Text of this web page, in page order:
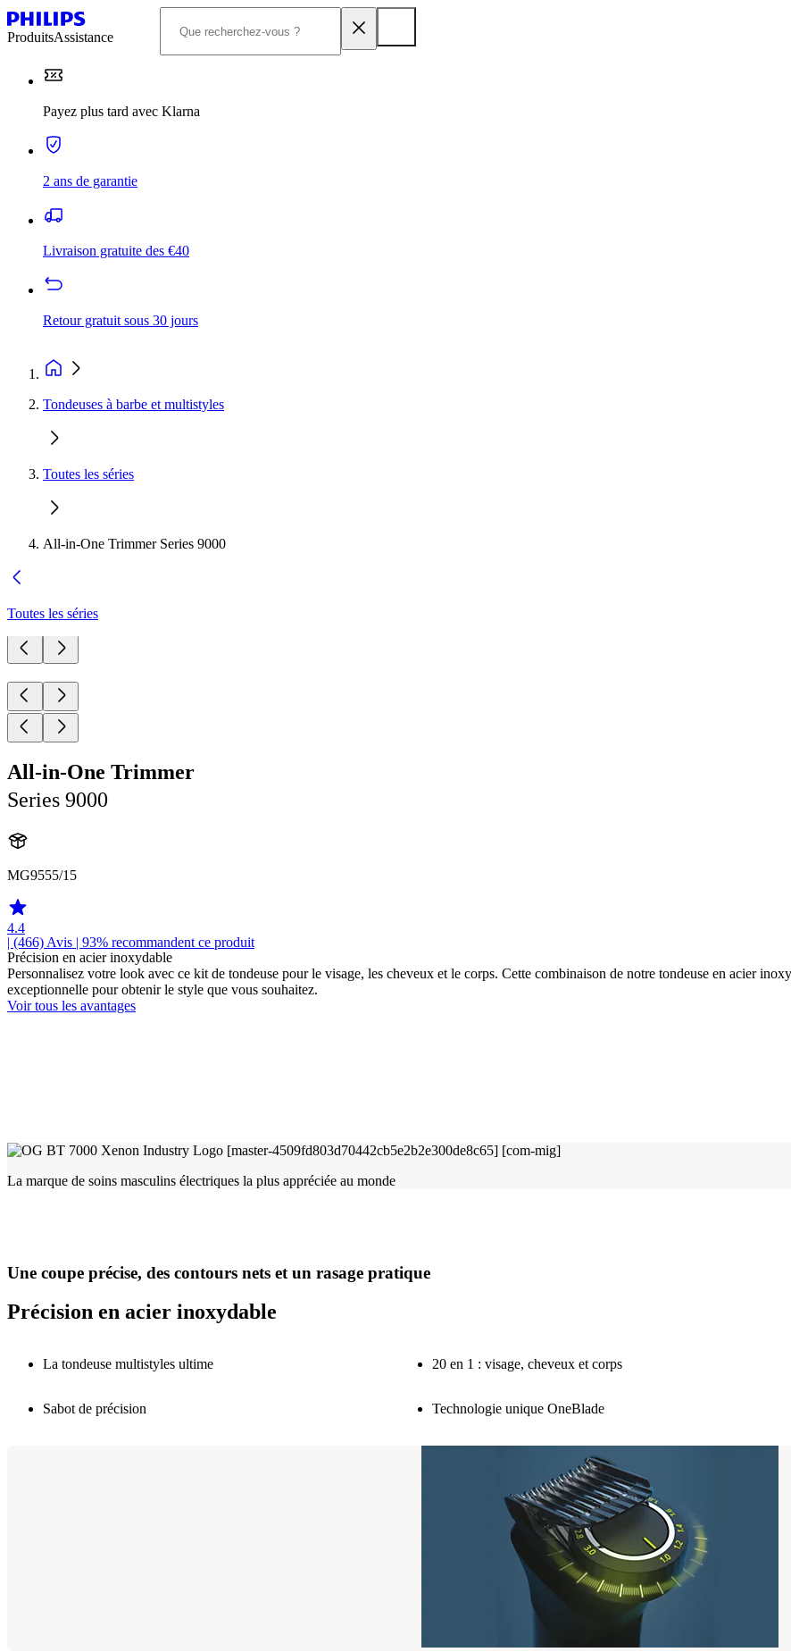
ProduitsAssistance
Payez plus tard avec Klarna
2 ans de garantie
Livraison gratuite des €40
Retour gratuit sous 30 jours
Tondeuses à barbe et multistyles
Toutes les séries
All-in-One Trimmer Series 9000
Toutes les séries
All-in-One Trimmer
Series 9000
MG9555/15
4.4
| (466) Avis | 93% recommandent ce produit
Précision en acier inoxydable
Personnalisez votre look avec ce kit de tondeuse pour le visage, les cheveux et le corps. Cette combinaison de notre tondeuse en acier
exceptionnelle pour obtenir le style que vous souhaitez.
Voir tous les avantages
La marque de soins masculins électriques la plus appréciée au monde
Une coupe précise, des contours nets et un rasage pratique
Précision en acier inoxydable
La tondeuse multistyles ultime 20 en 1 : visage, cheveux et corps
Sabot de précision Technologie unique OneBlade